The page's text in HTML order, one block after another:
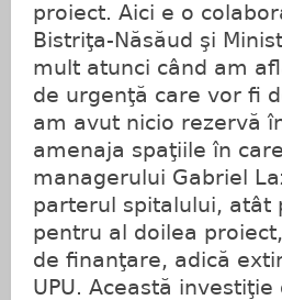
proiect. Aici e o
Bistriţa-Năsăud şi
mult atunci când am
de urgenţă care vor fi
am avut nicio rezervă
amenaja spaţiile în
managerului Gabriel
parterul spitalului, atât
pentru al doilea
de finanţare, adică
UPU. Această